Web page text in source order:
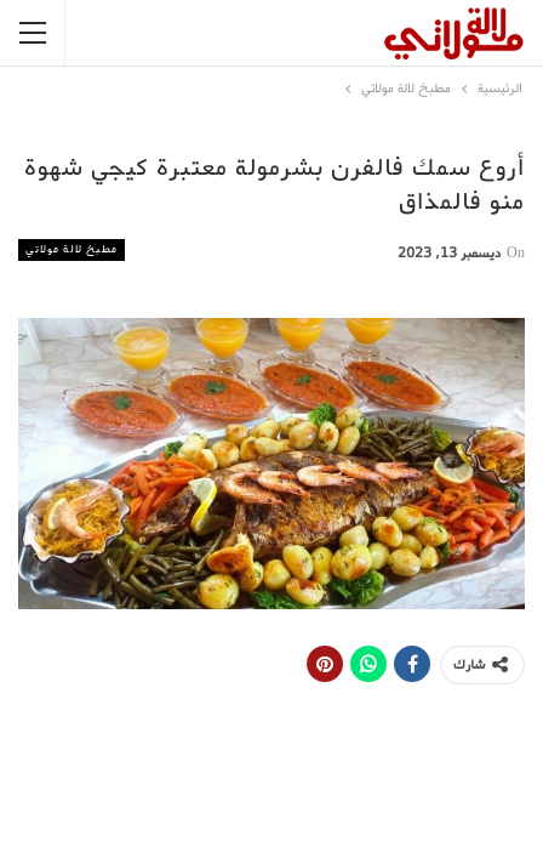
الرئيسية مطبخ لالة مولاتي
أروع سمك فالفرن بشرمولة معتبرة كيجي شهوة
منو فالمذاق
مطبخ لالة مولاتي On ديسمبر 13, 2023
شارك